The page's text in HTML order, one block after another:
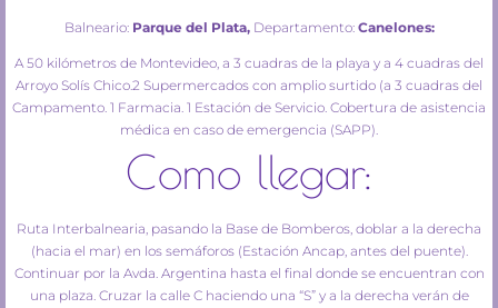
Balneario: Parque del Plata, Departamento:Canelones:
A 50 kilómetros de Montevideo, a 3 cuadras de la playa y a 4 cuadras del
Arroyo Solís Chico.2 Supermercados con amplio surtido (a 3 cuadras del
Campamento. 1 Farmacia. 1 Estación de Servicio. Cobertura de asistencia
médica en caso de emergencia (SAPP).
Como llegar:
Ruta Interbalnearia, pasando la Base de Bomberos, doblar a la derecha
(hacia el mar) en los semáforos (Estación Ancap, antes del puente).
Continuar por la Avda. Argentina hasta el final donde se encuentran con
una plaza. Cruzar la calle C haciendo una “S” y a la derecha verán de